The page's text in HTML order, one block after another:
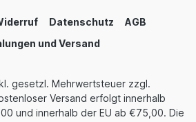
Datenschutz
AGB
und Versand
gesetzl. Mehrwertsteuer zzgl.
Versand erfolgt innerhalb
und innerhalb der EU ab €75,00. Die